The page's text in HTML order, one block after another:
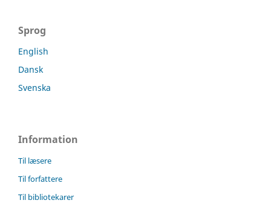
Sprog
English
Dansk
Svenska
Information
Til læsere
Til forfattere
Til bibliotekarer